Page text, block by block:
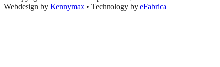
Webdesign by Kennymax • Technology by eFabrica